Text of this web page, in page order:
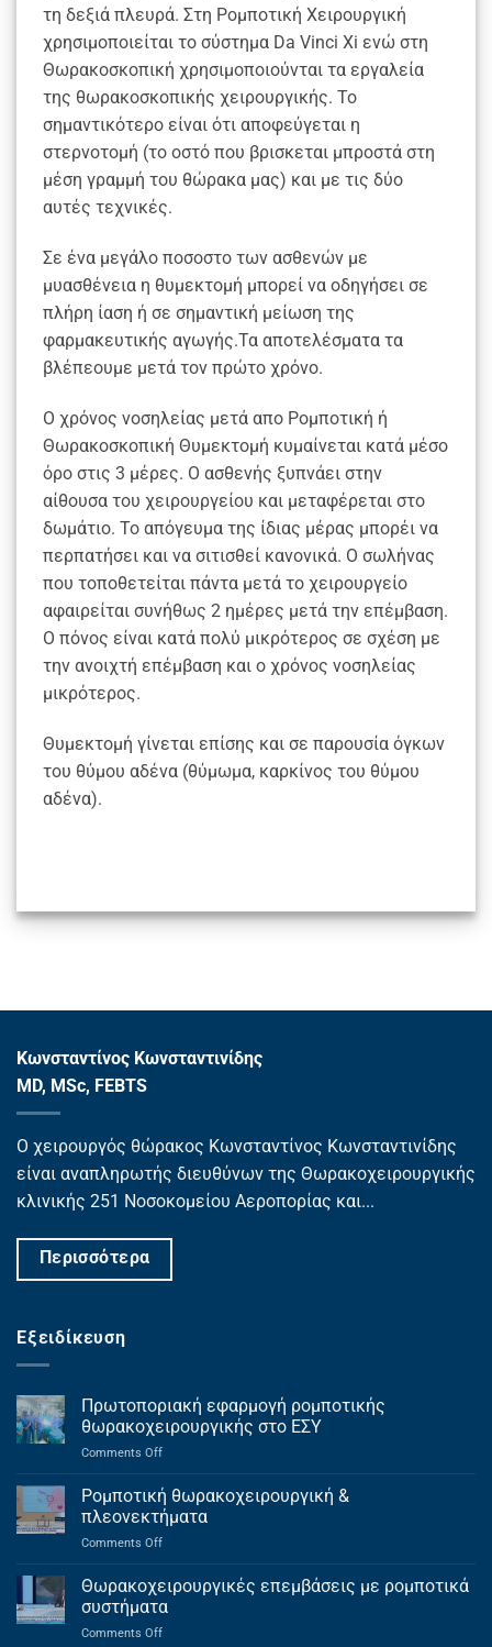
τη δεξιά πλευρά. Στη Ρομποτική Χειρουργική
χρησιμοποιείται το σύστημα Da Vinci Xi ενώ στη
Θωρακοσκοπική χρησιμοποιούνται τα εργαλεία
της θωρακοσκοπικής χειρουργικής. Το
σημαντικότερο είναι ότι αποφεύγεται η
στερνοτομή (το οστό που βρισκεται μπροστά στη
μέση γραμμή του θώρακα μας) και με τις δύο
αυτές τεχνικές.
Σε ένα μεγάλο ποσοστο των ασθενών με
μυασθένεια η θυμεκτομή μπορεί να οδηγήσει σε
πλήρη ίαση ή σε σημαντική μείωση της
φαρμακευτικής αγωγής.Τα αποτελέσματα τα
βλέπεουμε μετά τον πρώτο χρόνο.
Ο χρόνος νοσηλείας μετά απο Ρομποτική ή
Θωρακοσκοπική Θυμεκτομή κυμαίνεται κατά μέσο
όρο στις 3 μέρες. Ο ασθενής ξυπνάει στην
αίθουσα του χειρουργείου και μεταφέρεται στο
δωμάτιο. Το απόγευμα της ίδιας μέρας μπορέι να
περπατήσει και να σιτισθεί κανονικά. Ο σωλήνας
που τοποθετείται πάντα μετά το χειρουργείο
αφαιρείται συνήθως 2 ημέρες μετά την επέμβαση.
Ο πόνος είναι κατά πολύ μικρότερος σε σχέση με
την ανοιχτή επέμβαση και ο χρόνος νοσηλείας
μικρότερος.
Θυμεκτομή γίνεται επίσης και σε παρουσία όγκων
του θύμου αδένα (θύμωμα, καρκίνος του θύμου
αδένα).
Κωνσταντίνος Κωνσταντινίδης
MD, MSc, FEBTS
Ο χειρουργός θώρακος Κωνσταντίνος Κωνσταντινίδης
είναι αναπληρωτής διευθύνων της Θωρακοχειρουργικής
κλινικής 251 Νοσοκομείου Αεροπορίας και...
Περισσότερα
Εξειδίκευση
Πρωτοποριακή εφαρμογή ρομποτικής
θωρακοχειρουργικής στο ΕΣΥ
Comments Offon
εφαρμογή
ρομποτικής
θωρακοχειρουργικής
στο
Ρομποτική θωρακοχειρουργική &
πλεονεκτήματα
Comments Offon
θωρακοχειρουργική
πλεονεκτήματα
Θωρακοχειρουργικές επεμβάσεις με ρομποτικά
συστήματα
Comments Offon